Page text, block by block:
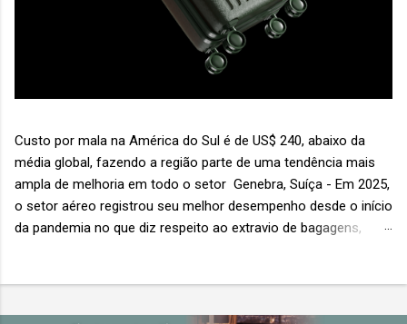
Custo por mala na América do Sul é de US$ 240, abaixo da
média global, fazendo a região parte de uma tendência mais
ampla de melhoria em todo o setor Genebra, Suíça - Em 2025,
o setor aéreo registrou seu melhor desempenho desde o início
da pandemia no que diz respeito ao extravio de bagagens,
“Baggage IT Insights” de 2026 da SITA, a 20ª edição anual